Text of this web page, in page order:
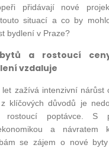
přidávají nové
situací a co by
bydlení v Praze?
a rostoucí
vzdaluje
zažívá intenzivní nárůst
klíčových důvodů je
rostoucí poptávce. S
a návratem
se zájem o nové